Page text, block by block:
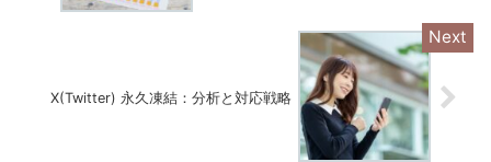
X(Twitter) 永久凍結：分析と対応戦略